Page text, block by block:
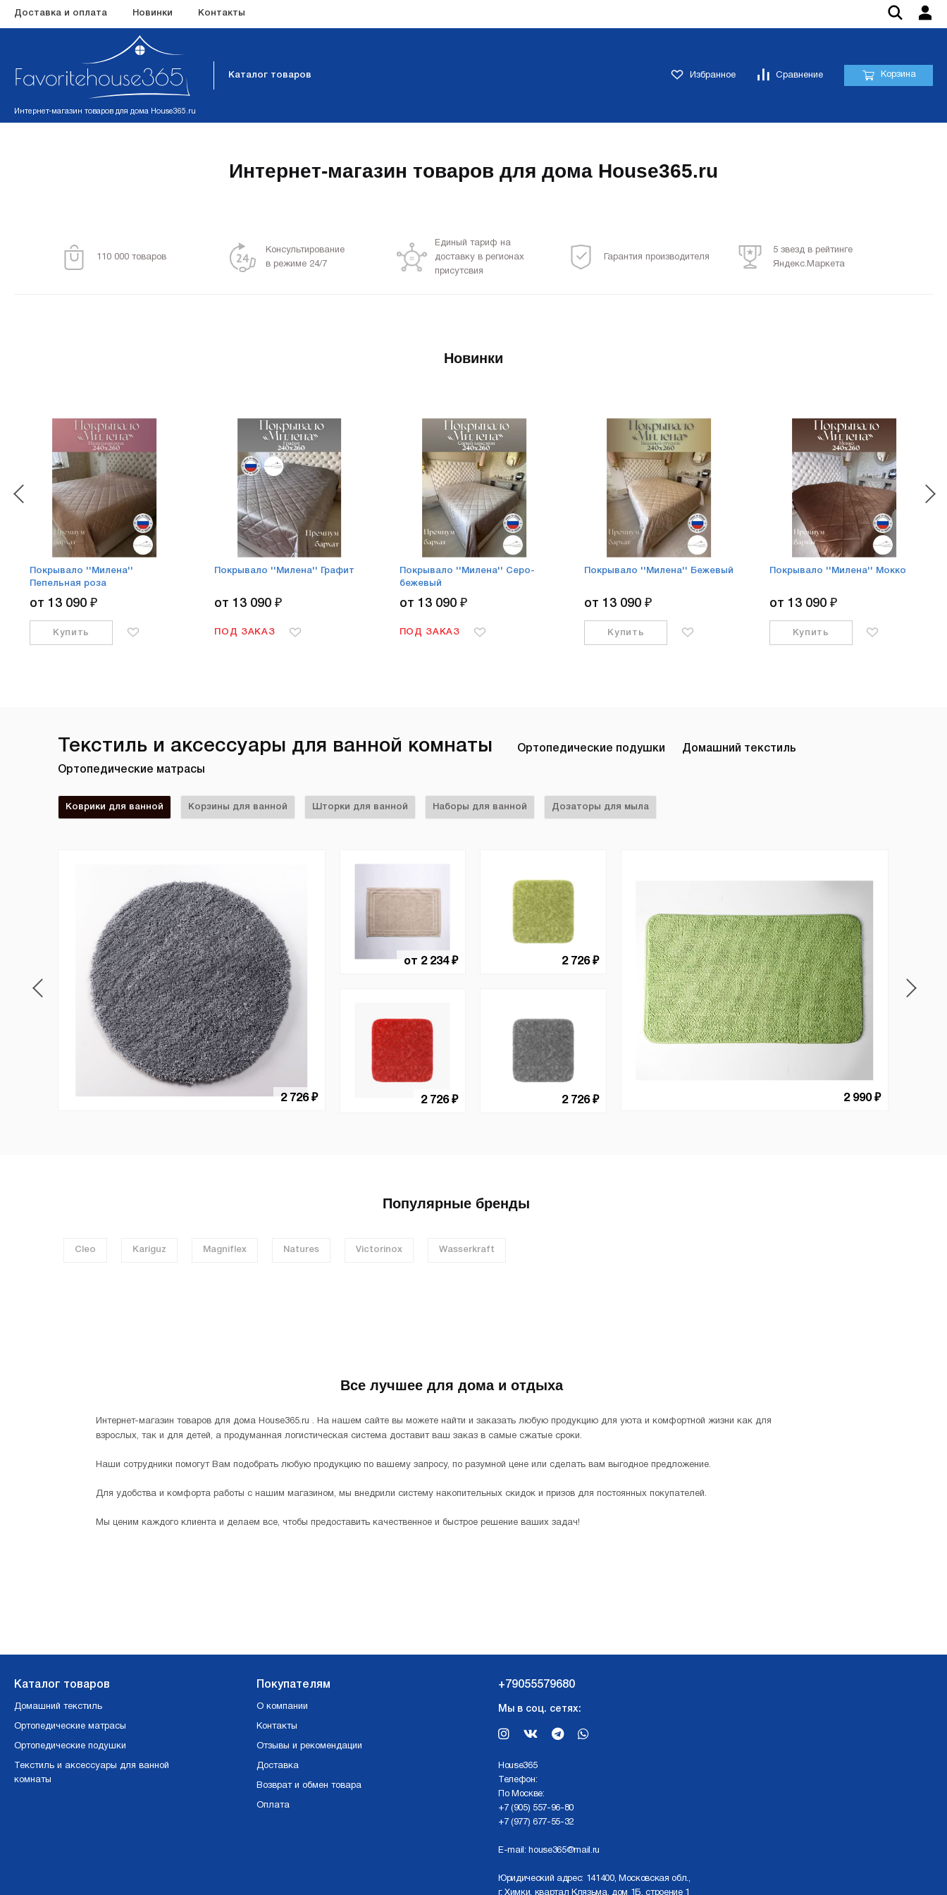
Интернет-магазин товаров для дома House365.ru
Каталог товаров Избранное Сравнение Корзина
Доставка и оплата Новинки Контакты
Интернет-магазин товаров для дома House365.ru
110 000 товаров
Консультирование
в режиме 24/7
Единый тариф на
доставку в регионах
присутсвия
Гарантия производителя
5 звезд в рейтинге
Яндекс.Маркета
Новинки
Покрывало ''Милена''
Пепельная роза
от 13 090 ₽
Купить
Покрывало ''Милена'' Графит
от 13 090 ₽
ПОД ЗАКАЗ
Покрывало ''Милена'' Серо-
бежевый
от 13 090 ₽
ПОД ЗАКАЗ
Покрывало ''Милена'' Бежевый
от 13 090 ₽
Купить
Покрывало ''Милена'' Мокко
от 13 090 ₽
Купить
Текстиль и аксессуары для ванной комнаты Ортопедические подушки Домашний текстиль
Ортопедические матрасы
Коврики для ванной Корзины для ванной Шторки для ванной Наборы для ванной Дозаторы для мыла
2 726 ₽
от 2 234 ₽ 2 726 ₽
2 726 ₽ 2 726 ₽ 2 990 ₽
Популярные бренды
Cleo Kariguz Magniflex Natures Victorinox Wasserkraft
Все лучшее для дома и отдыха
Интернет-магазин товаров для дома House365.ru . На нашем сайте вы можете найти и заказать любую продукцию для уюта и комфортной жизни как для
взрослых, так и для детей, а продуманная логистическая система доставит ваш заказ в самые сжатые сроки.
Наши сотрудники помогут Вам подобрать любую продукцию по вашему запросу, по разумной цене или сделать вам выгодное предложение.
Для удобства и комфорта работы с нашим магазином, мы внедрили систему накопительных скидок и призов для постоянных покупателей.
Мы ценим каждого клиента и делаем все, чтобы предоставить качественное и быстрое решение ваших задач!
Каталог товаров
Домашний текстиль
Ортопедические матрасы
Ортопедические подушки
Текстиль и аксессуары для ванной
комнаты
Покупателям
О компании
Контакты
Отзывы и рекомендации
Доставка
Возврат и обмен товара
Оплата
+79055579680
Мы в соц. сетях:
Нouse365
Телефон:
По Москве:
+7 (905) 557-96-80
+7 (977) 677-55-32
E-mail: house365@mail.ru
Юридический адрес: 141400, Московская обл.,
г. Химки, квартал Клязьма, дом 1Б, строение 1